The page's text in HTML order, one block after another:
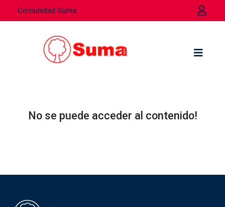
Comunidad Suma
No se puede acceder al contenido!